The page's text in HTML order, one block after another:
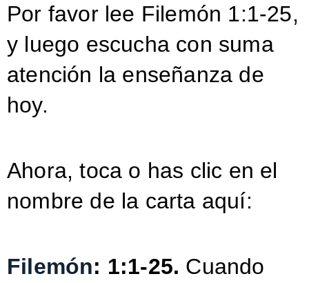
Por favor lee Filemón 1:1-25,
y luego escucha con suma
atención la enseñanza de
hoy.
Ahora, toca o has clic en el
nombre de la carta aquí:
Filemón: 1:1-25. Cuando